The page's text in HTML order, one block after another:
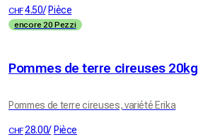
CHF4.50/ Pièce
encore 20 Pezzi
Pommes de terre cireuses 20kg
Pommes de terre cireuses, variété Erika
CHF28.00/ Pièce